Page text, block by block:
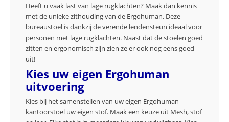
Heeft u vaak last van lage rugklachten? Maak dan kennis
met de unieke zithouding van de Ergohuman. Deze
bureaustoel is dankzij de verende lendensteun ideaal voor
personen met lage rugklachten. Naast dat de stoelen goed
zitten en ergonomisch zijn zien ze er ook nog eens goed
uit!
Kies uw eigen Ergohuman
uitvoering
Kies bij het samenstellen van uw eigen Ergohuman
kantoorstoel uw eigen stof. Maak een keuze uit Mesh, stof